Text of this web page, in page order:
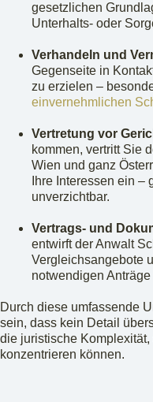
gesetzlichen
Unterhalts- oder
Verhandeln und
Gegenseite in
zu erzielen –
einvernehmlichen
Vertretung vor
kommen, vertritt Sie
Wien und ganz
Ihre Interessen ein –
unverzichtbar.
Vertrags- und
entwirft der Anwalt
Vergleichsangebote
notwendigen
Durch diese umfassende
sein, dass kein Detail
die juristische
konzentrieren können.